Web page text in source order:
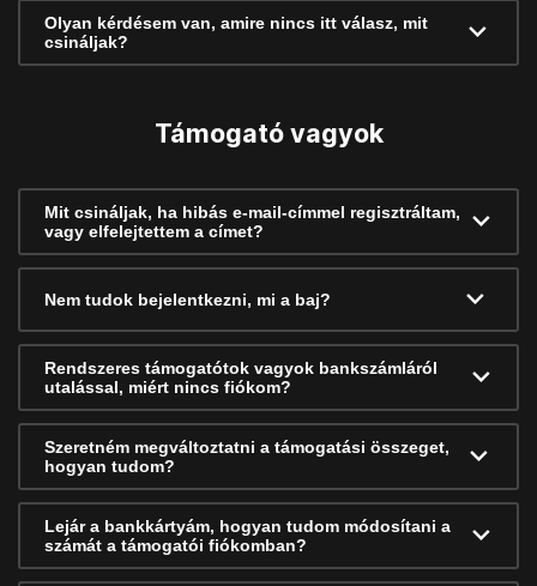
Olyan kérdésem van, amire nincs itt válasz, mit
csináljak?
Támogató vagyok
Mit csináljak, ha hibás e-mail-címmel regisztráltam,
vagy elfelejtettem a címet?
Nem tudok bejelentkezni, mi a baj?
Rendszeres támogatótok vagyok bankszámláról
utalással, miért nincs fiókom?
Szeretném megváltoztatni a támogatási összeget,
hogyan tudom?
Lejár a bankkártyám, hogyan tudom módosítani a
számát a támogatói fiókomban?